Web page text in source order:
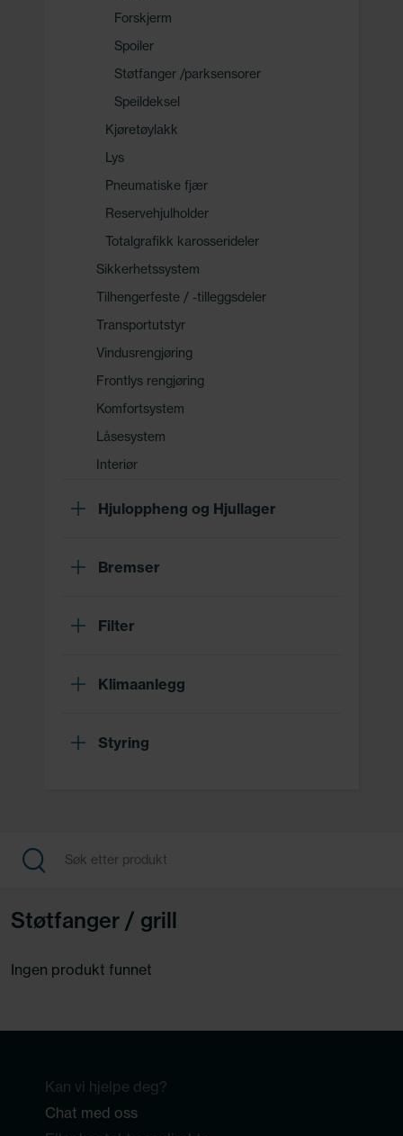
Forskjerm
Spoiler
Støtfanger /parksensorer
Speildeksel
Kjøretøylakk
Lys
Pneumatiske fjær
Reservehjulholder
Totalgrafikk karosserideler
Sikkerhetssystem
Tilhengerfeste / -tilleggsdeler
Transportutstyr
Vindusrengjøring
Frontlys rengjøring
Komfortsystem
Låsesystem
Interiør
Hjuloppheng og Hjullager
Bremser
Filter
Klimaanlegg
Styring
Støtfanger / grill
Ingen produkt funnet
Kan vi hjelpe deg?
Chat med oss